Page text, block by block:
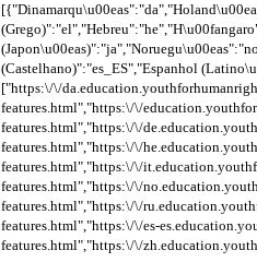
(Castelhano)":"es_ES","Espanhol
["https:\/\/
features.html","https:\/\/
features.html","https:\/\/
features.html","https:\/\/
features.html","https:\/\/
features.html","https:\/\/
features.html","https:\/\/
features.html","https:\/\/es-
features.html","https:\/\/